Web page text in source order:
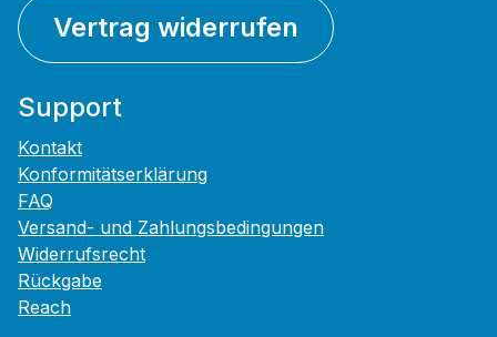
Vertrag widerrufen
Support
Kontakt
Konformitätserklärung
FAQ
Versand- und Zahlungsbedingungen
Widerrufsrecht
Rückgabe
Reach